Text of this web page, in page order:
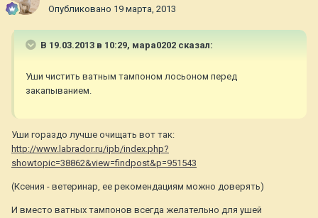
Опубликовано 19 марта, 2013
В 19.03.2013 в 10:29, мара0202 сказал:
Уши чистить ватным тампоном лосьоном перед
закапыванием.
Уши гораздо лучше очищать вот так:
http://www.labrador.ru/ipb/index.php?
showtopic=38862&view=findpost&p=951543
(Ксения - ветеринар, ее рекомендациям можно доверять)
И вместо ватных тампонов всегда желательно для ушей